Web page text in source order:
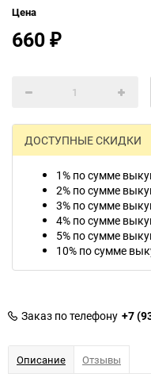
Цена
660 ₽
ДОСТУПНЫЕ СКИДКИ
1% по сумме
2% по сумме
3% по сумме
4% по сумме
5% по сумме
10% по сумме
Заказ по телефону +7
Описание Отзывы